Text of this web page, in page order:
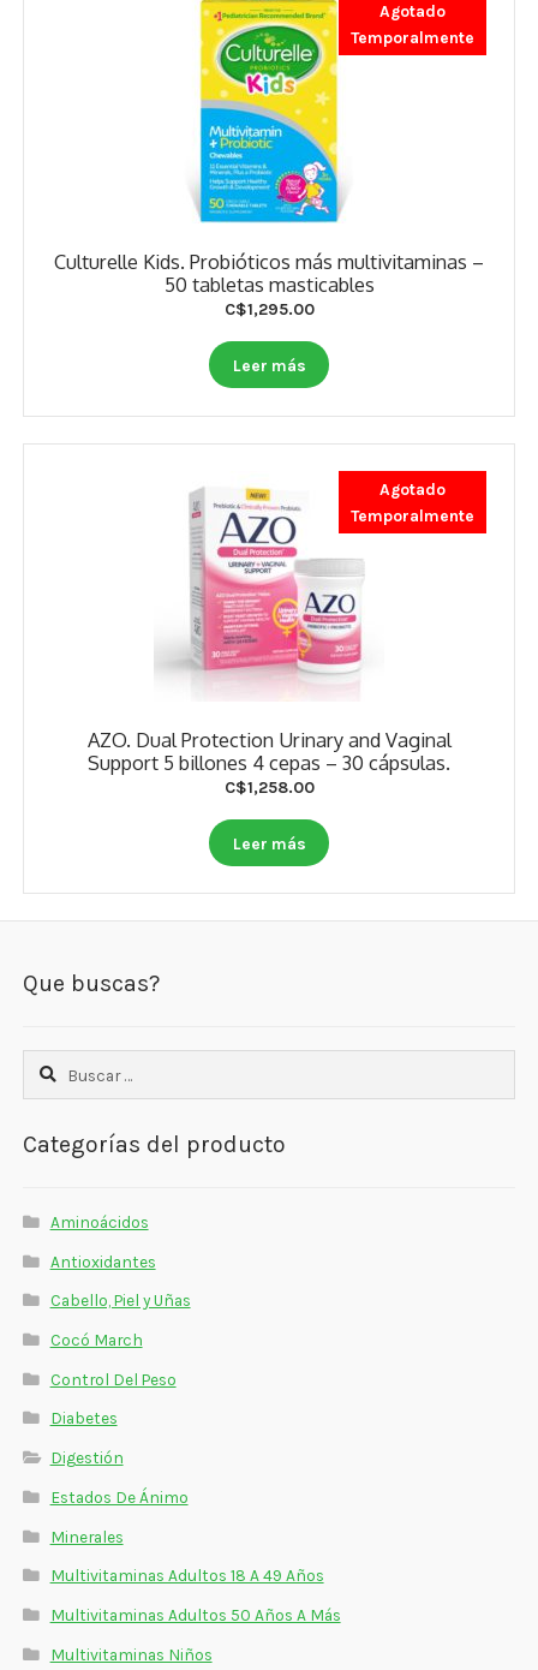
Culturelle Kids. Probióticos más multivitaminas –
50 tabletas masticables
Agotado
Temporalmente
C$1,295.00
Leer más
AZO. Dual Protection Urinary and Vaginal
Support 5 billones 4 cepas – 30 cápsulas.
Agotado
Temporalmente
C$1,258.00
Leer más
Que buscas?
Buscar:
Categorías del producto
Aminoácidos
Antioxidantes
Cabello, Piel y Uñas
Cocó March
Control Del Peso
Diabetes
Digestión
Estados De Ánimo
Minerales
Multivitaminas Adultos 18 A 49 Años
Multivitaminas Adultos 50 Años A Más
Multivitaminas Niños